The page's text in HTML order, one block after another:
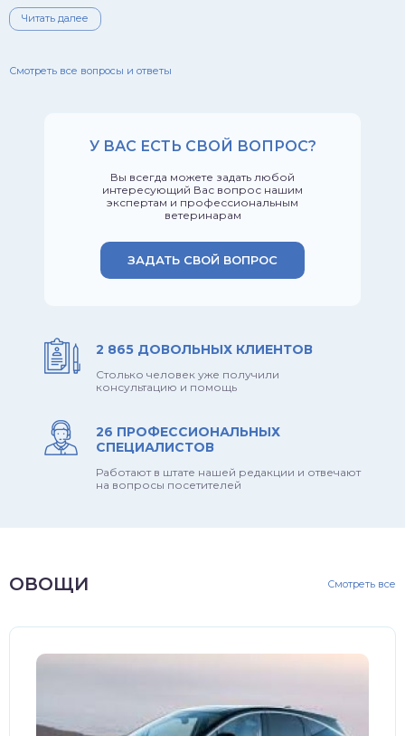
Читать далее
Смотреть все вопросы и ответы
У ВАС ЕСТЬ СВОЙ ВОПРОС?
Вы всегда можете задать любой
интересующий Вас вопрос нашим
экспертам и профессиональным
ветеринарам
ЗАДАТЬ СВОЙ ВОПРОС
2 865 ДОВОЛЬНЫХ КЛИЕНТОВ
Столько человек уже получили
консультацию и помощь
26 ПРОФЕССИОНАЛЬНЫХ
СПЕЦИАЛИСТОВ
Работают в штате нашей редакции и отвечают
на вопросы посетителей
ОВОЩИ Смотреть все